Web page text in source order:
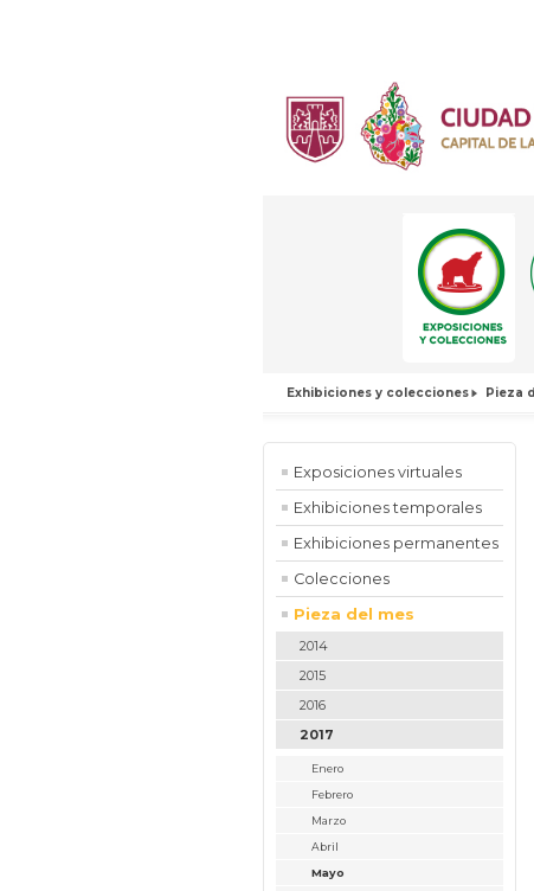
Exhibiciones y colecciones Pieza
Exposiciones virtuales
Exhibiciones temporales
Exhibiciones permanentes
Colecciones
Pieza del mes
2014
2015
2016
2017
Enero
Febrero
Marzo
Abril
Mayo